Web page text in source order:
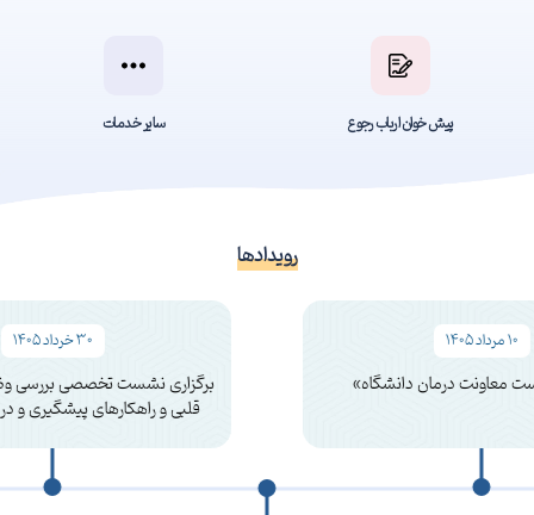
پیش خوان ارباب رجوع سایر خدمات
رویدادها
10 مرداد 1405
معاونت درمان دانشگاه»
30 خرداد 1405
برگزاری نشست تخصصی بررسی
قلبی و راهکارهای پیشگیری و